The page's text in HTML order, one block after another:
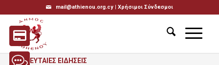
mail@athienou.org.cy | Χρήσιμοι Σύνδεσμοι
ΤΕΛΕΥΤΑΙΕΣ ΕΙΔΗΣΕΙΣ